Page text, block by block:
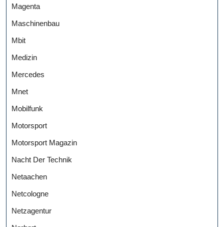
Magenta
Maschinenbau
Mbit
Medizin
Mercedes
Mnet
Mobilfunk
Motorsport
Motorsport Magazin
Nacht Der Technik
Netaachen
Netcologne
Netzagentur